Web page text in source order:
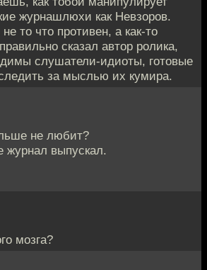
журнашлюхи как Невзоров.
то что противен, а как-то
сказал автор ролика,
слушатели-идиоты, готовые
за мыслью их кумира.
не любит?
журнал выпускал.
мозга?